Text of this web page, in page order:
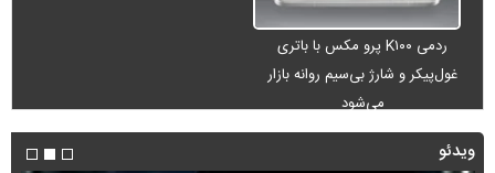
ردمی K۱۰۰ پرو مکس با باتری
غول‌پیکر و شارژ بی‌سیم روانه بازار
می‌شود
ویدئو